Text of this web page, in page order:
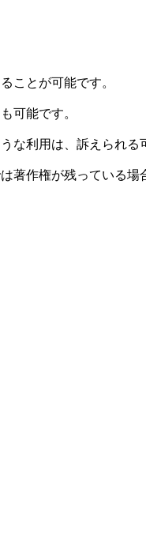
ことが可能です。
可能です。
な利用は、訴えられる
著作権が残っている場